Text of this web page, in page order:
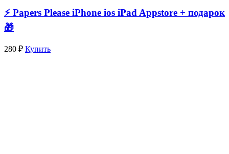
⚡️ Papers Please iPhone ios iPad Appstore + подарок
🎁
280 ₽ Купить